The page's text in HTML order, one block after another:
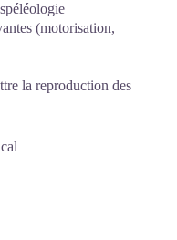
(motorisation,
la reproduction des